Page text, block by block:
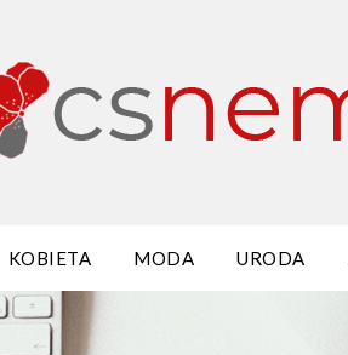
KOBIETA MODA URODA